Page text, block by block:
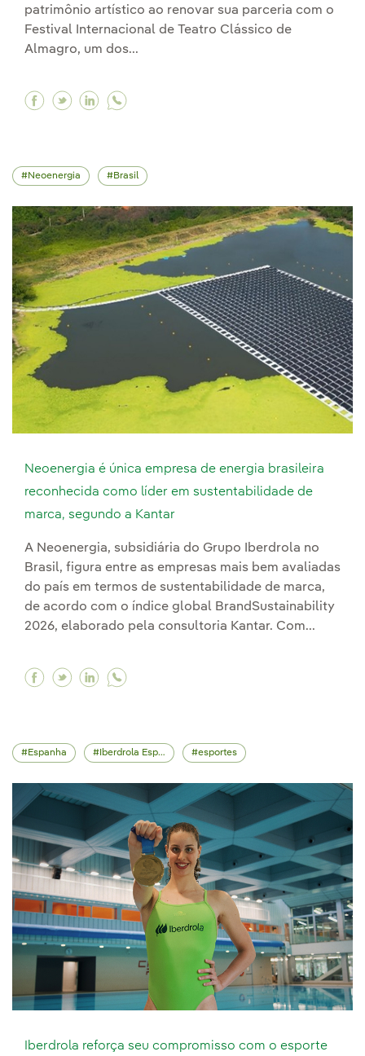
patrimônio artístico ao renovar sua parceria com o
Festival Internacional de Teatro Clássico de
Almagro, um dos...
Facebook A Iberdrola reafirma seu
Twitter A Iberdrola reafirma seu
Linkedin A Iberdrola reafirma seu
Neoenergia Brasil
Neoenergia é única empresa de energia brasileira
reconhecida como líder em sustentabilidade de
marca, segundo a Kantar
A Neoenergia, subsidiária do Grupo Iberdrola no
Brasil, figura entre as empresas mais bem avaliadas
do país em termos de sustentabilidade de marca,
de acordo com o índice global BrandSustainability
2026, elaborado pela consultoria Kantar. Com...
Facebook Neoenergia é única empresa de
Twitter Neoenergia é única empresa de
Linkedin Neoenergia é única
Espanha Iberdrola España esportes
Iberdrola reforça seu compromisso com o esporte